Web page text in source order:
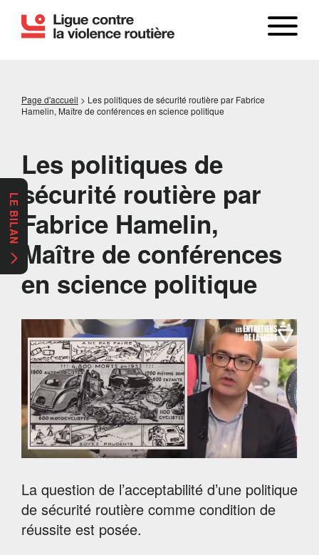
Page d'accueil > Les politiques de sécurité routière par Fabrice
Hamelin, Maître de conférences en science politique
Les politiques de
sécurité routière par
Fabrice Hamelin,
Maître de conférences
en science politique
La question de l’acceptabilité d’une politique
de sécurité routière comme condition de
réussite est posée.
LE BILAN